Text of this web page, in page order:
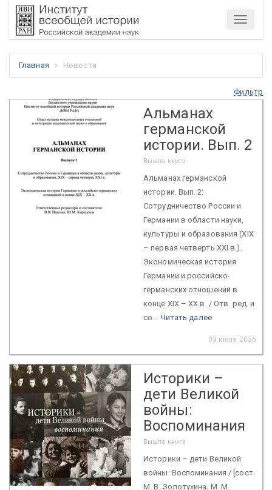
Меню
Главная Новости
Фильтр
Альманах
германской
истории. Вып. 2
Вышла книга
Альманах германской
истории. Вып. 2:
Сотрудничество России и
Германии в области науки,
культуры и образования (ХIХ
– первая четверть XXI в.).
Экономическая история
Германии и российско-
германских отношений в
конце XIX – ХХ в. / Отв. ред. и
со... Читать далее
03 июля 2026
Историки –
дети Великой
войны:
Воспоминания
Вышла книга
Историки – дети Великой
войны: Воспоминания / [сост.
М. В. Золотухина, М. М.